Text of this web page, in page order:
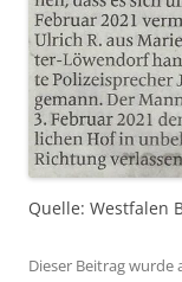
Quelle: Westfalen
Dieser Beitrag wurde